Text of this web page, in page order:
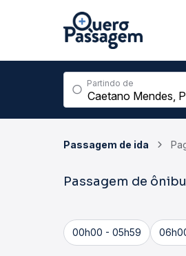
Partindo de
Passagem de ida
Passagem de
00h00 - 05h59